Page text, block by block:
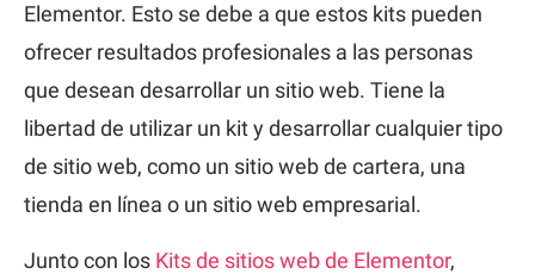
Elementor. Esto se debe a que estos kits pueden
ofrecer resultados profesionales a las personas
que desean desarrollar un sitio web. Tiene la
libertad de utilizar un kit y desarrollar cualquier tipo
de sitio web, como un sitio web de cartera, una
tienda en línea o un sitio web empresarial.
Junto con los Kits de sitios web de Elementor,